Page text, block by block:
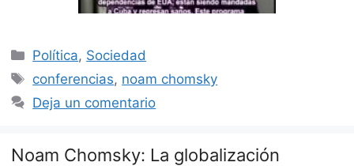
Categorías
Política, Sociedad
Etiquetas
conferencias, noam chomsky
Deja un comentario
Noam Chomsky: La globalización